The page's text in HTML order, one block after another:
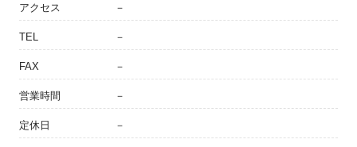
アクセス －
TEL －
FAX －
営業時間 －
定休日 －